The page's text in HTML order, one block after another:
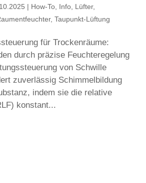
| How-To Info Lüfter,
,Taupunkt-Lüftung
für Trockenräume:
durch präzise Feuchteregelung
von Schwille
zuverlässig Schimmelbildung
indem sie die relative
konstant...